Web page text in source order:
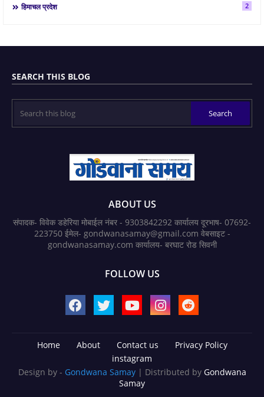
हिमाचल प्रदेश 2
SEARCH THIS BLOG
ABOUT US
संपादक- विवेक डहेरिया मोबाईल नंबर - 9303842292 कार्यालय दूरभाष- 07692-
223750 ईमेल- gondwanasamay@gmail.com वेबसाइट -
gondwanasamay.com कार्यालय- बरघाट रोड सिवनी
FOLLOW US
Home About Contact us
Privacy Policy
instagram
Design by - Gondwana Samay | Distributed by Gondwana
Samay